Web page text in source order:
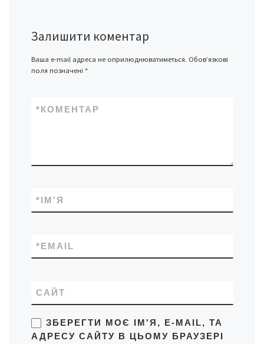
Залишити коментар
Ваша e-mail адреса не оприлюднюватиметься. Обов’язкові
поля позначені *
КОМЕНТАР
*
ІМ'Я
*
EMAIL
*
САЙТ
ЗБЕРЕГТИ МОЄ ІМ'Я, E-MAIL, ТА
АДРЕСУ САЙТУ В ЦЬОМУ БРАУЗЕРІ